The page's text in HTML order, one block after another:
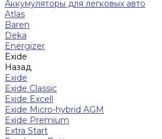
Аккумуляторы для легковых авто
Atlas
Baren
Deka
Energizer
Exide
Назад
Exide
Exide Classic
Exide Excell
Exide Micro-hybrid AGM
Exide Premium
Extra Start